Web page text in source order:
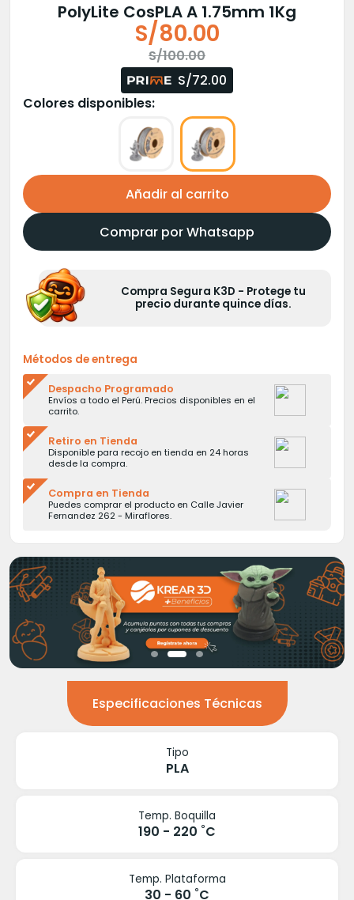
PolyLite CosPLA A 1.75mm 1Kg
S/100.00
original
S/80.00
actual
S/72.00
Colores disponibles:
Añadir al carrito
Comprar por Whatsapp
Compra Segura K3D - Protege tu
precio durante quince días.
Métodos de entrega
Despacho Programado
Envíos a todo el Perú. Precios disponibles en el
carrito.
Retiro en Tienda
Disponible para recojo en tienda en 24 horas
desde la compra.
Compra en Tienda
Puedes comprar el producto en Calle Javier
Fernandez 262 - Miraflores.
Especificaciones Técnicas
Tipo
PLA
Temp. Boquilla
190 - 220 ˚C
Temp. Plataforma
30 - 60 ˚C